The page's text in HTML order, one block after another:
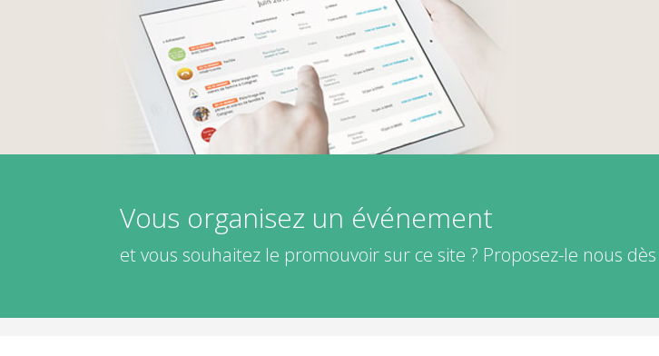
Vous organisez un événement
et vous souhaitez le promouvoir sur ce site ? Proposez-le nous